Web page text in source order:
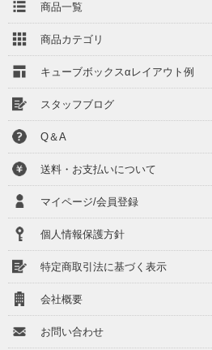
商品一覧
商品カテゴリ
キューブボックスαレイアウト例
スタッフブログ
Q＆A
送料・お支払いについて
マイページ/会員登録
個人情報保護方針
特定商取引法に基づく表示
会社概要
お問い合わせ